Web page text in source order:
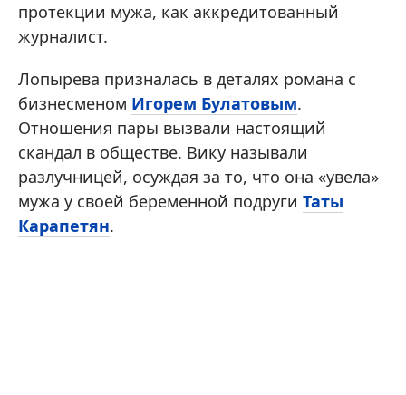
протекции мужа, как аккредитованный
журналист.
Лопырева призналась в деталях романа с
бизнесменом Игорем Булатовым.
Отношения пары вызвали настоящий
скандал в обществе. Вику называли
разлучницей, осуждая за то, что она «увела»
мужа у своей беременной подруги Таты
Карапетян.